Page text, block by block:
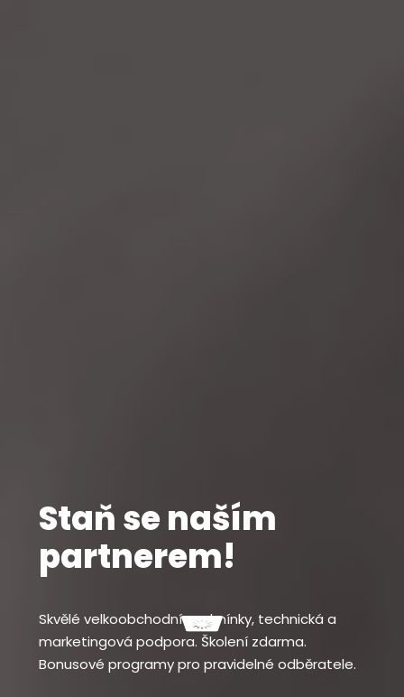
Staň se naším
partnerem!
Skvělé velkoobchodní podmínky, technická a
marketingová podpora. Školení zdarma.
Bonusové programy pro pravidelné odběratele.